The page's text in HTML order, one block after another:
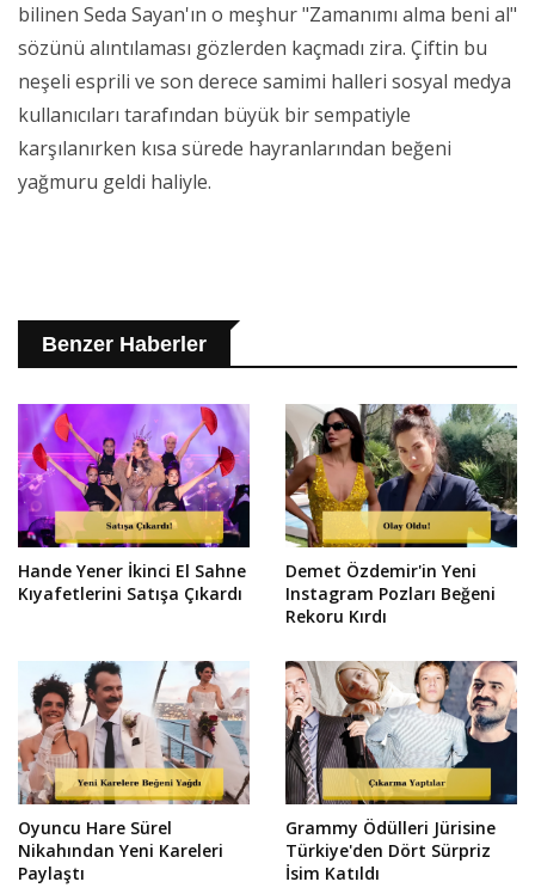
bilinen Seda Sayan'ın o meşhur "Zamanımı alma beni al"
sözünü alıntılaması gözlerden kaçmadı zira. Çiftin bu
neşeli esprili ve son derece samimi halleri sosyal medya
kullanıcıları tarafından büyük bir sempatiyle
karşılanırken kısa sürede hayranlarından beğeni
yağmuru geldi haliyle.
Benzer Haberler
Hande Yener İkinci El Sahne
Kıyafetlerini Satışa Çıkardı
Demet Özdemir'in Yeni
Instagram Pozları Beğeni
Rekoru Kırdı
Oyuncu Hare Sürel
Nikahından Yeni Kareleri
Paylaştı
Grammy Ödülleri Jürisine
Türkiye'den Dört Sürpriz
İsim Katıldı